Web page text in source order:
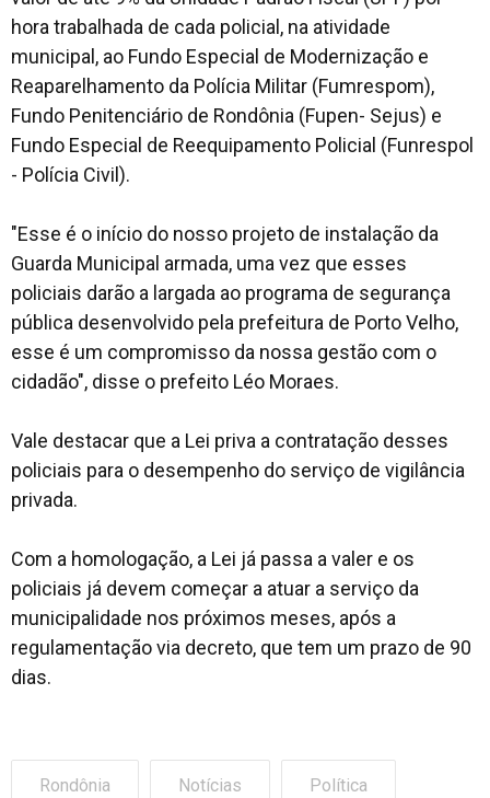
hora trabalhada de cada policial, na atividade
municipal, ao Fundo Especial de Modernização e
Reaparelhamento da Polícia Militar (Fumrespom),
Fundo Penitenciário de Rondônia (Fupen- Sejus) e
Fundo Especial de Reequipamento Policial (Funrespol
- Polícia Civil).
"Esse é o início do nosso projeto de instalação da
Guarda Municipal armada, uma vez que esses
policiais darão a largada ao programa de segurança
pública desenvolvido pela prefeitura de Porto Velho,
esse é um compromisso da nossa gestão com o
cidadão", disse o prefeito Léo Moraes.
Vale destacar que a Lei priva a contratação desses
policiais para o desempenho do serviço de vigilância
privada.
Com a homologação, a Lei já passa a valer e os
policiais já devem começar a atuar a serviço da
municipalidade nos próximos meses, após a
regulamentação via decreto, que tem um prazo de 90
dias.
Rondônia Notícias Política